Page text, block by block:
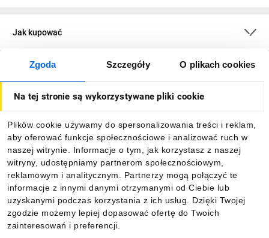
Zgoda Szczegóły O plikach cookies
Na tej stronie są wykorzystywane pliki cookie
Plików cookie używamy do spersonalizowania treści i reklam,
aby oferować funkcje społecznościowe i analizować ruch w
naszej witrynie. Informacje o tym, jak korzystasz z naszej
witryny, udostępniamy partnerom społecznościowym,
reklamowym i analitycznym. Partnerzy mogą połączyć te
informacje z innymi danymi otrzymanymi od Ciebie lub
uzyskanymi podczas korzystania z ich usług. Dzięki Twojej
zgodzie możemy lepiej dopasować ofertę do Twoich
zainteresowań i preferencji.
Jak kupować
O firmie
Informacje
Pobierz naszą aplikację mobilną: